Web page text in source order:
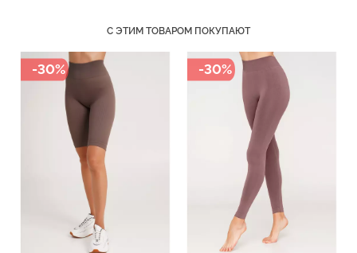
С ЭТИМ ТОВАРОМ ПОКУПАЮТ
-30% -30%
Бесшовный топ на тонких
бретелях CAMI TOP
(белый) Giulia
Бесшовные трусы слипы
с легкой коррекцией HI-
LEG SHAPEWEAR black
(черный) Giulia